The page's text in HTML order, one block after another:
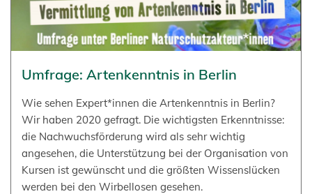
Umfrage: Artenkenntnis in Berlin
Wie sehen Expert*innen die Artenkenntnis in Berlin?
Wir haben 2020 gefragt. Die wichtigsten Erkenntnisse:
die Nachwuchsförderung wird als sehr wichtig
angesehen, die Unterstützung bei der Organisation von
Kursen ist gewünscht und die größten Wissenslücken
werden bei den Wirbellosen gesehen.